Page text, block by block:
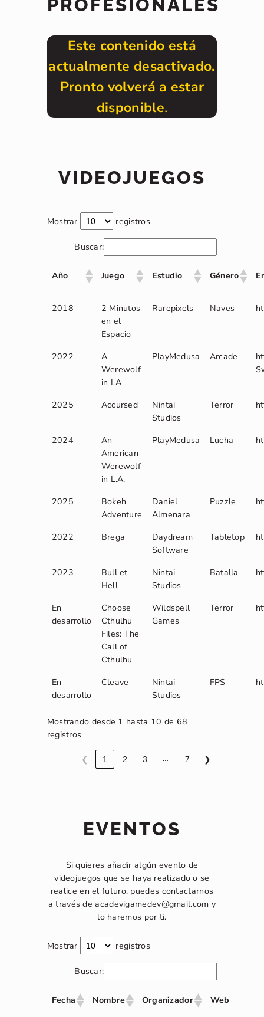
PROFESIONALES
Este contenido está
actualmente desactivado.
Pronto volverá a estar
disponible.
VIDEOJUEGOS
Mostrar registros
Buscar:
Año Juego Estudio Género
2018
2 Minutos
en el
Espacio
Rarepixels Naves
2022
A
Werewolf
in LA
PlayMedusa Arcade
2025 Accursed
Nintai
Studios
Terror
2024
An
American
Werewolf
in L.A.
PlayMedusa Lucha
2025
Bokeh
Adventure
Daniel
Almenara
Puzzle
2022 Brega
Daydream
Software
Tabletop
2023
Bull et
Hell
Nintai
Studios
Batalla
En
desarrollo
Choose
Cthulhu
Files: The
Call of
Cthulhu
Wildspell
Games
Terror
En
desarrollo
Cleave
Nintai
Studios
FPS
Mostrando desde 1 hasta 10 de 68
registros
❮ 1 2 3 … 7 ❯
EVENTOS
Si quieres añadir algún evento de
videojuegos que se haya realizado o se
realice en el futuro, puedes contactarnos
a través de acadevigamedev@gmail.com y
lo haremos por ti.
Mostrar registros
Buscar:
Fecha Nombre Organizador Web